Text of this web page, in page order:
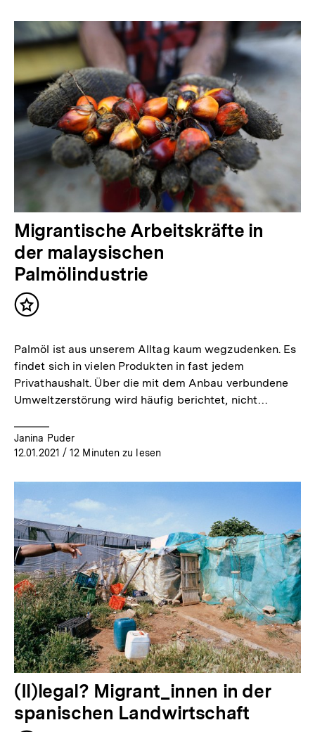
Migrantische Arbeitskräfte in
der malaysischen
Palmölindustrie
Inhalt
Palmöl ist aus unserem Alltag kaum wegzudenken. Es
findet sich in vielen Produkten in fast jedem
Privathaushalt. Über die mit dem Anbau verbundene
Umweltzerstörung wird häufig berichtet, nicht…
Janina Puder
12.01.2021 / 12 Minuten zu lesen
(Il)legal? Migrant_innen in der
spanischen Landwirtschaft